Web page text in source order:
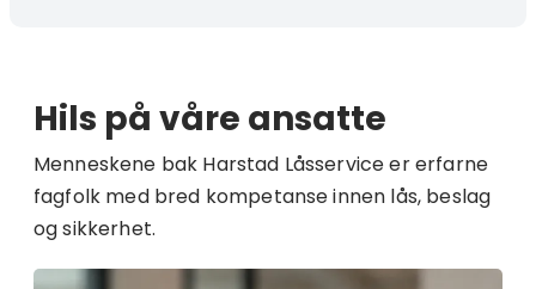
Hils på våre ansatte
Menneskene bak Harstad Låsservice er erfarne
fagfolk med bred kompetanse innen lås, beslag
og sikkerhet.